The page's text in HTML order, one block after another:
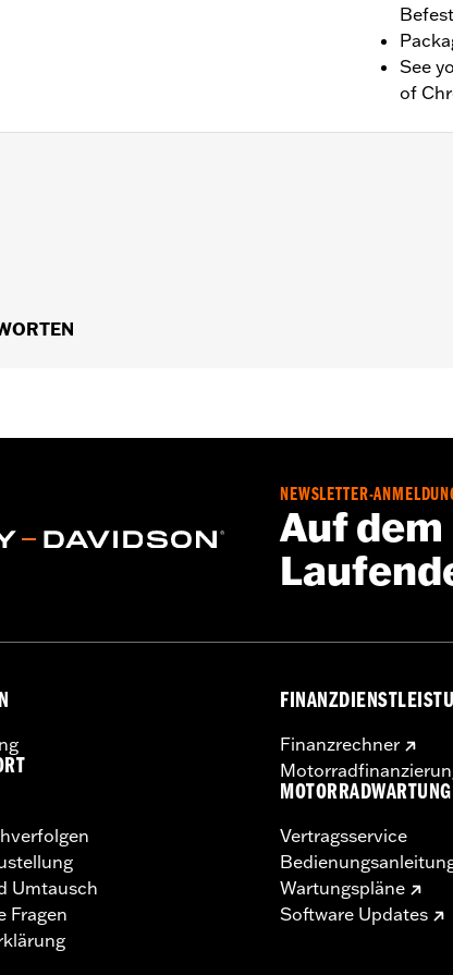
See
of
NEWSLETTER-
Auf dem
Umtausch
Fragen
Finanzrechner
MOTORRADWARTUNG
Vertragsservice
Wartungspläne
Software Updates